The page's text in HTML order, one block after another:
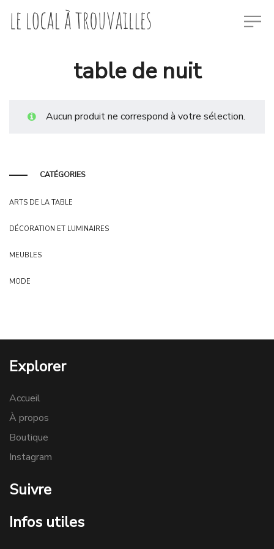
table de nuit
Aucun produit ne correspond à votre sélection.
CATÉGORIES
ARTS DE LA TABLE
DÉCORATION ET LUMINAIRES
MEUBLES
MODE
Explorer
Accueil
À propos
Boutique
Instagram
Suivre
Infos utiles